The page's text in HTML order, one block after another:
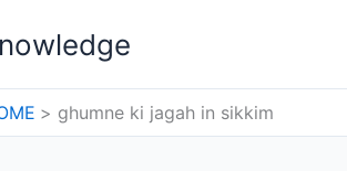
ghumne ki jagah in sikkim